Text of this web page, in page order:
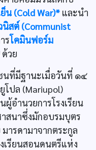
น (Cold War)* และนำ
สต์ (Communist
รโคมินฟอร์ม
วย
ที่มีฐานะเมื่อวันที่ ๑๔
ปล (Mariupol)
อำนวยการโรงเรียน
าสนาซึ่งมักอบรมบุตร
ารดามาจากตระกูล
เรียนสอนดนตรีแห่ง